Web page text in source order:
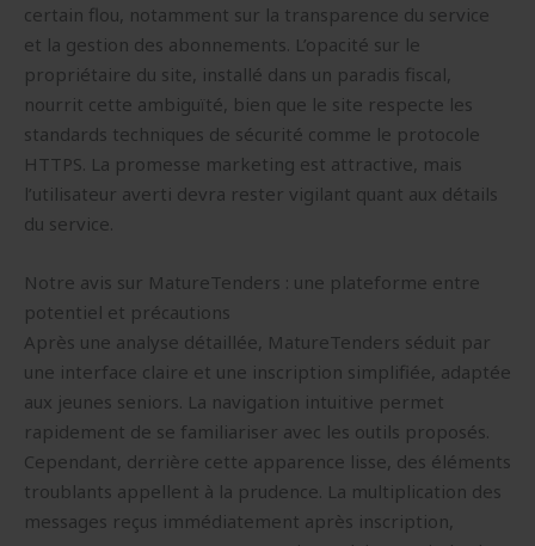
certain flou, notamment sur la transparence du service
et la gestion des abonnements. L’opacité sur le
propriétaire du site, installé dans un paradis fiscal,
nourrit cette ambiguïté, bien que le site respecte les
standards techniques de sécurité comme le protocole
HTTPS. La promesse marketing est attractive, mais
l’utilisateur averti devra rester vigilant quant aux détails
du service.
Notre avis sur MatureTenders : une plateforme entre
potentiel et précautions
Après une analyse détaillée, MatureTenders séduit par
une interface claire et une inscription simplifiée, adaptée
aux jeunes seniors. La navigation intuitive permet
rapidement de se familiariser avec les outils proposés.
Cependant, derrière cette apparence lisse, des éléments
troublants appellent à la prudence. La multiplication des
messages reçus immédiatement après inscription,